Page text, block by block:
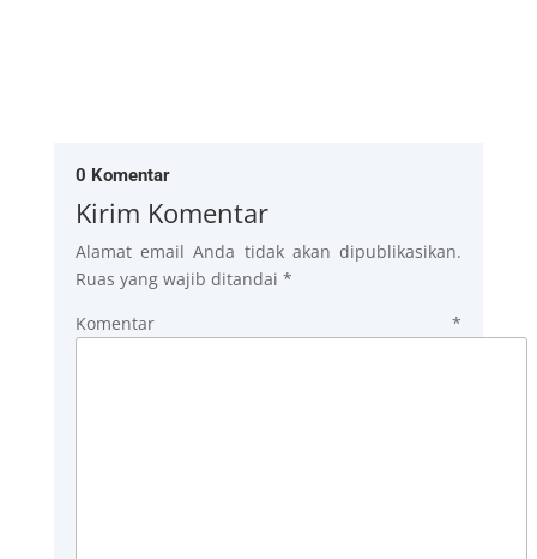
0 Komentar
Kirim Komentar
Alamat email Anda tidak akan dipublikasikan.
Ruas yang wajib ditandai *
Komentar*